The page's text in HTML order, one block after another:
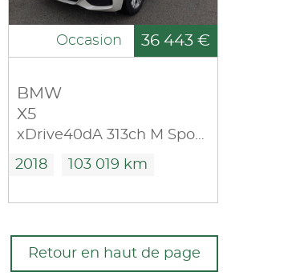
Occasion 36 443 €
BMW
X5
xDrive40dA 313ch M Sport 21cv
2018 103 019 km
Retour en haut de page